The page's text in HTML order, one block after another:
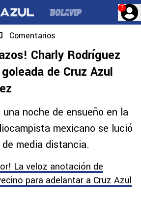
?
Comentarios
Charly Rodríguez
de Cruz Azul
noche de ensueño en la
mexicano se lució
media distancia.
La veloz anotación de
para adelantar a Cruz Azul